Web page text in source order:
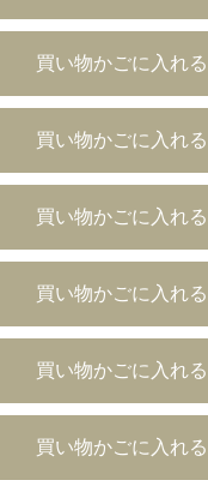
買い物かごに入れる
買い物かごに入れる
買い物かごに入れる
買い物かごに入れる
買い物かごに入れる
買い物かごに入れる